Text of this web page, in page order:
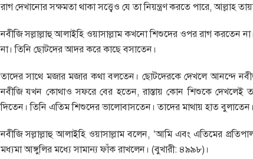
রাগ দেখানোর সক্ষমতা থাকা সত্ত্বেও যে তা নিয়ন্ত্রণ করতে পারে, আল্লাহ
নবীজি সল্লাল্লাহু আলাইহি ওয়াসাল্লাম কখনো শিশুদের ওপর রাগ করতেন
না। তিনি ছোটদের আদর করে কাছে বসাতেন।
তাদের সাথে মজার মজার কথা বলতেন। ছোটদেরকে দেখলে আনন্দে
নবীজি যখন কোথাও সফরে বের হতেন, রাস্তায় কোন শিশুকে দেখলেই
দিতেন। তিনি এতিম শিশুদের ভালোবাসতেন। তাদের মাথায় হাত
নবীজি সল্লাল্লাহু আলাইহি ওয়াসাল্লাম বলেন, ‘আমি এবং এতিমের
মধ্যমা আঙ্গুলির মধ্যে সামান্য ফাঁক রাখলেন। (বুখারী: ৪৯৯৮)।